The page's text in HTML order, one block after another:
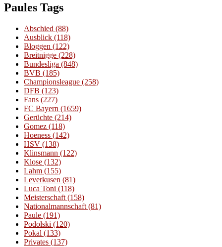
Paules Tags
Abschied (88)
Ausblick (118)
Bloggen (122)
Breitnigge (228)
Bundesliga (848)
BVB (185)
Championsleague (258)
DFB (123)
Fans (227)
FC Bayern (1659)
Gerüchte (214)
Gomez (118)
Hoeness (142)
HSV (138)
Klinsmann (122)
Klose (132)
Lahm (155)
Leverkusen (81)
Luca Toni (118)
Meisterschaft (158)
Nationalmannschaft (81)
Paule (191)
Podolski (120)
Pokal (133)
Privates (137)